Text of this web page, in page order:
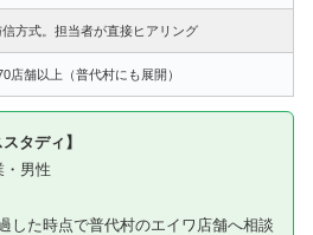
方式。担当者が直接ヒアリング
店舗以上（普代村にも展開）
タディ】
・男性
した時点で普代村のエイワ店舗へ相談